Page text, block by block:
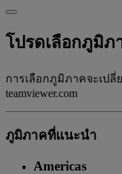
โปรดเลือกภูมิ
การเลือกภูมิภาคจะเป
teamviewer.com
ภูมิภาคที่แนะนํา
Americas